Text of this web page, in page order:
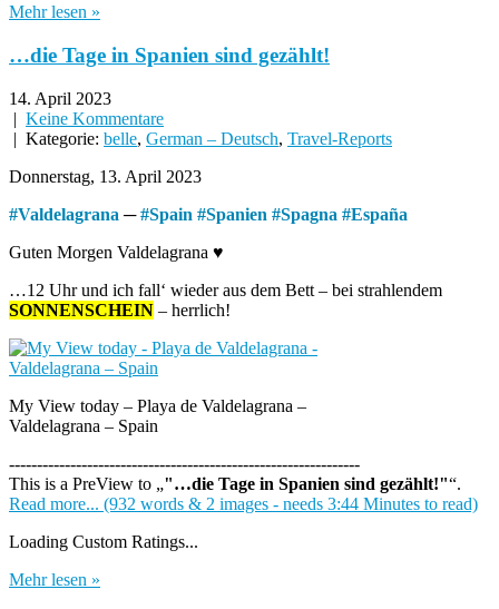
Mehr lesen »
…die Tage in Spanien sind gezählt!
14. April 2023
| Keine Kommentare
| Kategorie: belle, German – Deutsch, Travel-Reports
Donnerstag, 13. April 2023
#Valdelagrana ─#Spain #Spanien #Spagna #España
Guten Morgen Valdelagrana ♥
…12 Uhr und ich fall‘ wieder aus dem Bett – bei strahlendem
SONNENSCHEIN – herrlich!
My View today – Playa de Valdelagrana –
Valdelagrana – Spain
---------------------------------------------------------------
This is a PreView to
"…die Tage in Spanien sind gezählt!" .
Read more... (932 words & 2 images - needs 3:44 Minutes to read)
Loading Custom Ratings...
Mehr lesen »